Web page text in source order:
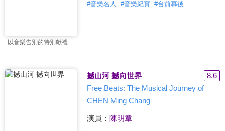
以音樂告別的特別獻禮
#音樂名人 #音樂紀實 #台前幕後
撼山河 撼向世界
8.6
Free Beats: The Musical Journey of
CHEN Ming Chang
演員： 陳明章